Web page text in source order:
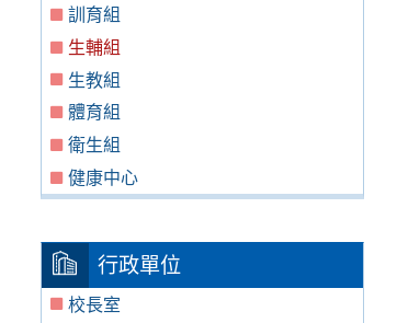
訓育組
生輔組
生教組
體育組
衛生組
健康中心
行政單位
校長室